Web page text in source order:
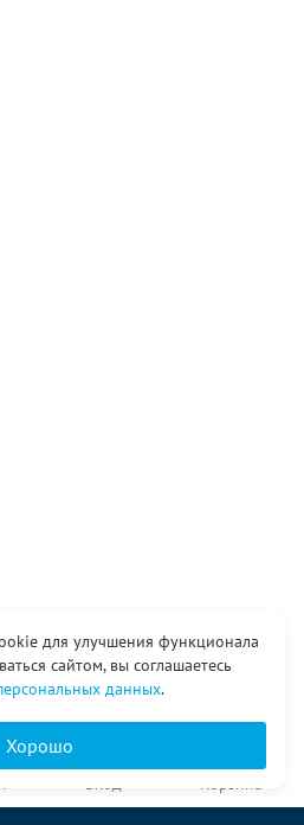
для улучшения функционала
сайтом, вы соглашаетесь
данных.
Хорошо